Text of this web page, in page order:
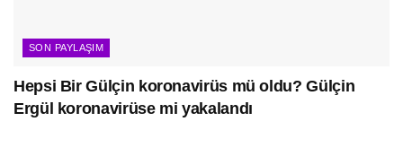
SON PAYLAŞIM
Hepsi Bir Gülçin koronavirüs mü oldu? Gülçin
Ergül koronavirüse mi yakalandı